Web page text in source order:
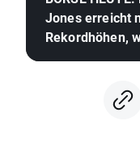
Jones erreicht
Rekordhöhen,
Abkommen
USA und dem